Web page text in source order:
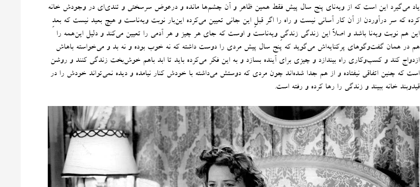
یاد می‌گیرد این است که از ویه‌نای پنج سال پیش فقط همین ظاهر و آن چشم‌ها مانده و درعوض سرسختی و تندی‌ای در وجودش خانه
کرده که سر درآوردن از آن کار آسانی نیست و راه را اگر قبلِ این جانی تعیین می‌کرده این‌بار نوبت ویه‌ناست و هیچ بعید نیست که بعدِ
این هم نوبت ویه‌نا باشد و اصلاً این زندگی زندگیِ ویه‌ناست و اوست که جای هر چیز و هر آدمی را تعیین می‌کند و دلیل این‌همه را
هم در همان گفت‌وگوهای پرکنایه‌اش می‌گوید که پنج سال پیش مردی را دوست داشته که نه خوب بوده و نه بد و می‌خواسته باهاش
ازدواج کند و کسب‌وکاری راه بیندازد و چیزی برای آینده بسازد و به این فکر می‌کرده باید تا ابد باهم خوش‌بخت زندگی کنند و روشن
است که چنین اتفاقی نیفتاده و از هم جدا شده‌اند چون مردی که دوستش می‌داشته با خودش کنار نیامده و دیده نمی‌تواند خودش را در
قیدوبند خانه ببیند و زندگی را رها کرده و رفته است.